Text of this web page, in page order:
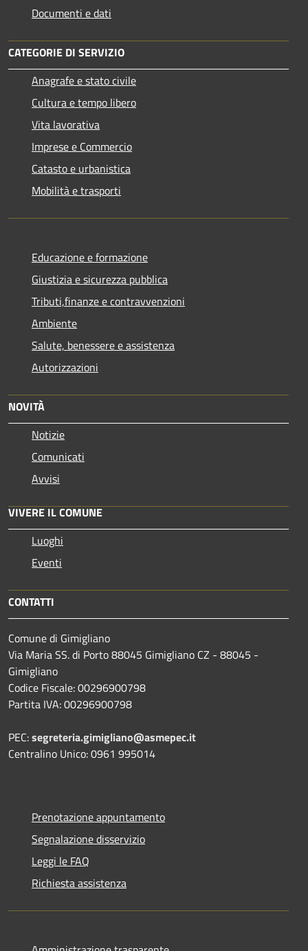
Documenti e dati
CATEGORIE DI SERVIZIO
Anagrafe e stato civile
Cultura e tempo libero
Vita lavorativa
Imprese e Commercio
Catasto e urbanistica
Mobilità e trasporti
Educazione e formazione
Giustizia e sicurezza pubblica
Tributi,finanze e contravvenzioni
Ambiente
Salute, benessere e assistenza
Autorizzazioni
NOVITÀ
Notizie
Comunicati
Avvisi
VIVERE IL COMUNE
Luoghi
Eventi
CONTATTI
Comune di Gimigliano
Via Maria SS. di Porto 88045 Gimigliano CZ - 88045 -
Gimigliano
Codice Fiscale: 00296900798
Partita IVA: 00296900798
PEC:segreteria.gimigliano@asmepec.it
Centralino Unico: 0961 995014
Prenotazione appuntamento
Segnalazione disservizio
Leggi le FAQ
Richiesta assistenza